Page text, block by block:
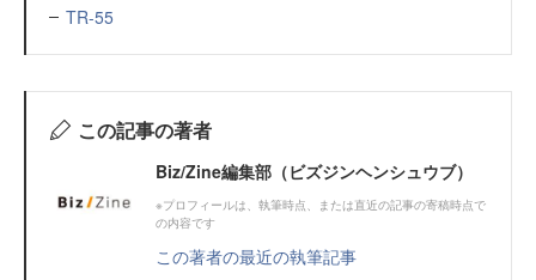
TR-55
この記事の著者
Biz/Zine編集部（ビズジンヘンシュウブ）
※プロフィールは、執筆時点、または直近の記事の寄稿時点で
の内容です
この著者の最近の執筆記事